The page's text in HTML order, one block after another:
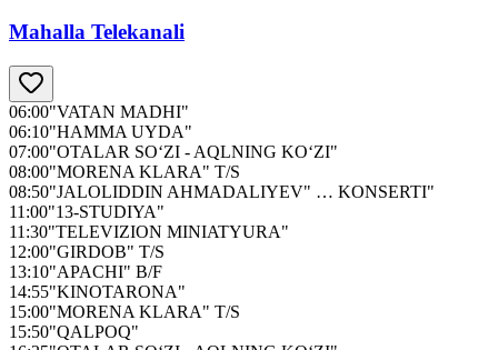
Mahalla Telekanali
06:00"VATAN MADHI"
06:10"HAMMA UYDA"
07:00"OTALAR SO‘ZI - AQLNING KO‘ZI"
08:00"MORENA KLARA" T/S
08:50"JALOLIDDIN AHMADALIYEV" … KONSERTI"
11:00"13-STUDIYA"
11:30"TELEVIZION MINIATYURA"
12:00"GIRDOB" T/S
13:10"APACHI" B/F
14:55"KINOTARONA"
15:00"MORENA KLARA" T/S
15:50"QALPOQ"